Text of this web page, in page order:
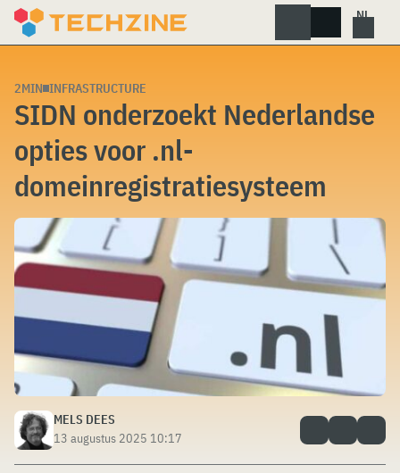
Skip
2MIN INFRASTRUCTURE
SIDN onderzoekt Nederlandse
opties voor .nl-
domeinregistratiesysteem
MELS DEES
13 augustus 2025 10:17